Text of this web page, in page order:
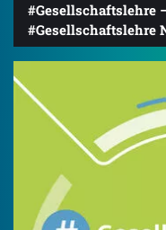
#Gesellschaftslehre
#Gesellschaftslehre